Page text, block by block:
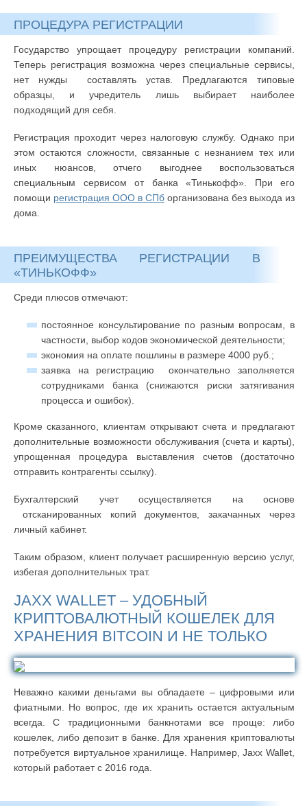
ПРОЦЕДУРА РЕГИСТРАЦИИ
Государство упрощает процедуру регистрации компаний.
Теперь регистрация возможна через специальные сервисы,
нет нужды составлять устав. Предлагаются типовые
образцы, и учредитель лишь выбирает наиболее
подходящий для себя.
Регистрация проходит через налоговую службу. Однако при
этом остаются сложности, связанные с незнанием тех или
иных нюансов, отчего выгоднее воспользоваться
специальным сервисом от банка «Тинькофф». При его
помощи регистрация ООО в СПб организована без выхода из
дома.
ПРЕИМУЩЕСТВА РЕГИСТРАЦИИ В
«ТИНЬКОФФ»
Среди плюсов отмечают:
постоянное консультирование по разным вопросам, в
частности, выбор кодов экономической деятельности;
экономия на оплате пошлины в размере 4000 руб.;
заявка на регистрацию окончательно заполняется
сотрудниками банка (снижаются риски затягивания
процесса и ошибок).
Кроме сказанного, клиентам открывают счета и предлагают
дополнительные возможности обслуживания (счета и карты),
упрощенная процедура выставления счетов (достаточно
отправить контрагенты ссылку).
Бухгалтерский учет осуществляется на основе
отсканированных копий документов, закачанных через
личный кабинет.
Таким образом, клиент получает расширенную версию услуг,
избегая дополнительных трат.
JAXX WALLET – УДОБНЫЙ
КРИПТОВАЛЮТНЫЙ КОШЕЛЕК ДЛЯ
ХРАНЕНИЯ BITCOIN И НЕ ТОЛЬКО
Неважно какими деньгами вы обладаете – цифровыми или
фиатными. Но вопрос, где их хранить остается актуальным
всегда. С традиционными банкнотами все проще: либо
кошелек, либо депозит в банке. Для хранения криптовалюты
потребуется виртуальное хранилище. Например, Jaxx Wallet,
который работает с 2016 года.